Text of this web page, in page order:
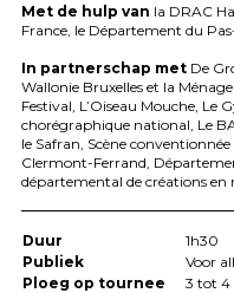
Met de hulp van la DRAC
France, le Département du
In partnerschap metDe
Wallonie Bruxelles et la
Festival, L’Oiseau Mouche, Le
chorégraphique national, Le
le Safran, Scène
Clermont-Ferrand,
départemental de créations en
Duur 1h30
Publiek
Voor
Ploeg op tournee
3 tot 4